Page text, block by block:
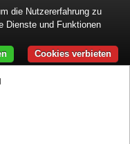
die Nutzererfahrung zu
Dienste und Funktionen
Cookies verbieten